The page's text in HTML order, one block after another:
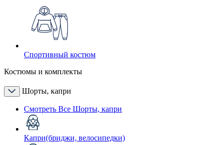
Спортивный костюм
Костюмы и комплекты
Шорты, капри
Смотреть Все Шорты, капри
Капри(бриджи, велосипедки)